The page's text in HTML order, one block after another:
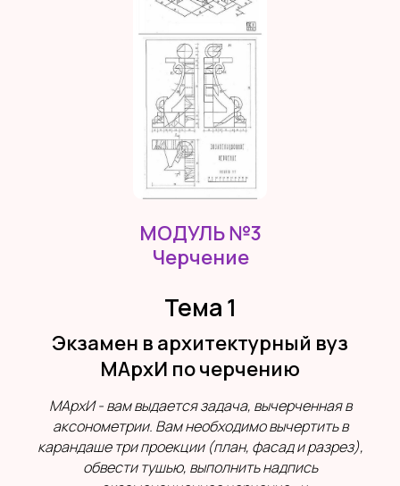
МОДУЛЬ №3
Черчение
Тема 1
Экзамен в архитектурный вуз
МАрхИ по черчению
МАрхИ - вам выдается задача, вычерченная в
аксонометрии. Вам необходимо вычертить в
карандаше три проекции (план, фасад и разрез),
обвести тушью, выполнить надпись